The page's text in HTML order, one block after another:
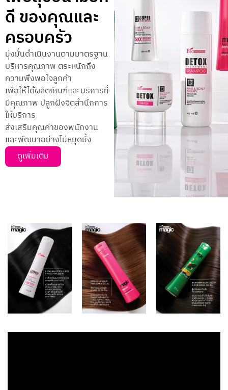
ดี ของคุณและ
ครอบครัว
มุ่งมั่นดำเนินงานตามมาตรฐาน
บริหารคุณภาพ ตระหนักถึง
ความพึงพอใจลูกค้า
เพื่อให้ได้ผลิตภัณฑ์และบริการที่
มีคุณภาพ ปลูกฝังจิตสำนึกการ
ให้บริการ
ส่งเสริมคุณค่าของพนักงาน
และพัฒนาอย่างไม่หยุดยั้ง
ดูเพิ่มเติม